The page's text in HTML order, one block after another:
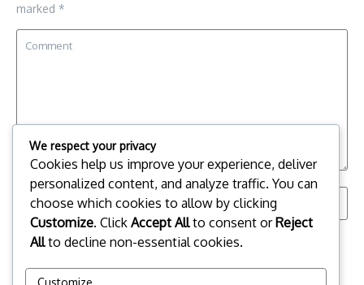
marked *
Save my name, email, and website in this browser for the
We respect your privacy
Cookies help us improve your experience, deliver
personalized content, and analyze traffic. You can
choose which cookies to allow by clicking
Customize. Click Accept Allto consent orReject
Allto decline non-essential cookies.
Customize